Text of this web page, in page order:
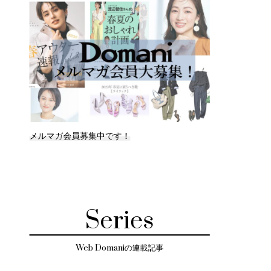
メルマガ会員募集中です！
Series
Web Domaniの連載記事